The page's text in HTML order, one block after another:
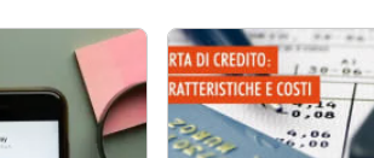
più piccole e il Sud
Scopri come e
questo articolo a
Facile.it.